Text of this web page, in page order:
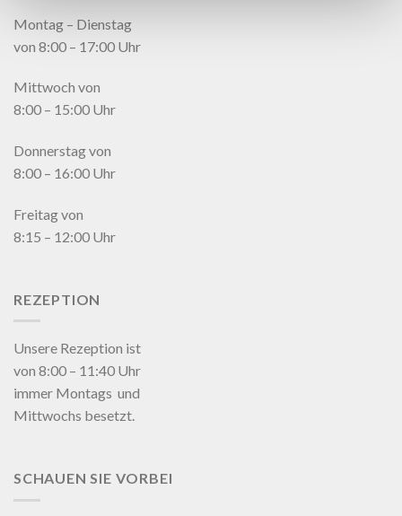
Montag – Dienstag
von 8:00 – 17:00 Uhr
Mittwoch von
8:00 – 15:00 Uhr
Donnerstag von
8:00 – 16:00 Uhr
Freitag von
8:15 – 12:00 Uhr
REZEPTION
Unsere Rezeption ist
von 8:00 – 11:40 Uhr
immer Montags und
Mittwochs besetzt.
SCHAUEN SIE VORBEI